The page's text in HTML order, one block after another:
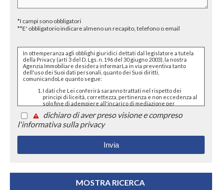
*I campi sono obbligatori
**E' obbligatorio indicare almeno un recapito, telefono o email
In ottemperanza agli obblighi giuridici dettati dal legislatore a tutela
della Privacy (arti 3 del D. Lgs. n. 196 del 30 giugno 2003), la nostra
Agenzia Immobiliare desidera informarLa in via preventiva tanto
dell'uso dei Suoi dati personali, quanto dei Suoi diritti,
comunicandoLe quanto segue:
I dati che Lei conferirà saranno trattati nel rispetto dei
principi di liceità, correttezza, pertinenza e non eccedenza al
solo fine di adempiere all'incarico di mediazione per
interesse; in ogni caso saranno conservati per un periodo di
tempo non superiore a quello strettamente necessario al
conseguimento della finalità medesima;
Il conferimento dei dati è obbligatorio per dare corso ai
rapporto negoziale citato ed il mancato conferimento
impedisce la conclusione dello stesso;
Il conferimento dei dati previsti dalla normativa in materia di
Al riguardo si precisa che il trattamento dei dati personali
connesso agli obblighi antiriciclaggio avrà luogo avendo
riguardo alle specifiche modalità di esecuzione imposte agli
dichiaro di aver preso visione e compreso
l'informativa sulla privacy